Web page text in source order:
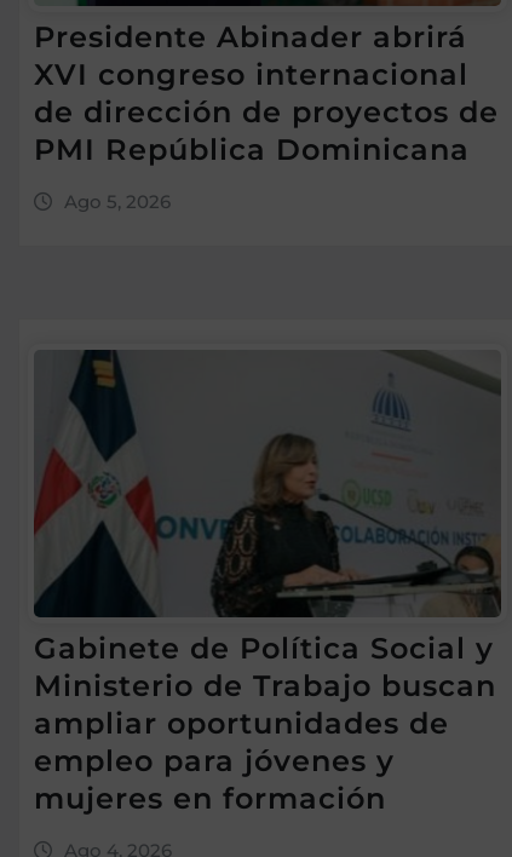
Presidente Abinader abrirá
XVI congreso internacional
de dirección de proyectos de
PMI República Dominicana
Ago 5, 2026
Gabinete de Política Social y
Ministerio de Trabajo buscan
ampliar oportunidades de
empleo para jóvenes y
mujeres en formación
Ago 4, 2026